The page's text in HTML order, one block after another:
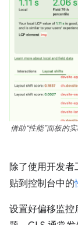
借助“性能”面板的
除了使用开发
贴到控制台中的
设置好偏移监控